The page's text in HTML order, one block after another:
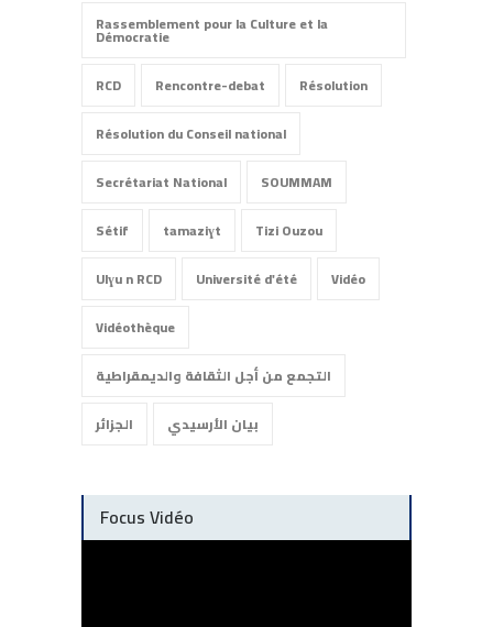
Rassemblement pour la Culture et la
Démocratie
RCD
Rencontre-debat
Résolution
Résolution du Conseil national
Secrétariat National
SOUMMAM
Sétif
tamaziɣt
Tizi Ouzou
Ulɣu n RCD
Université d'été
Vidéo
Vidéothèque
التجمع من أجل الثقافة والديمقراطية
الجزائر
بيان الأرسيدي
Focus Vidéo